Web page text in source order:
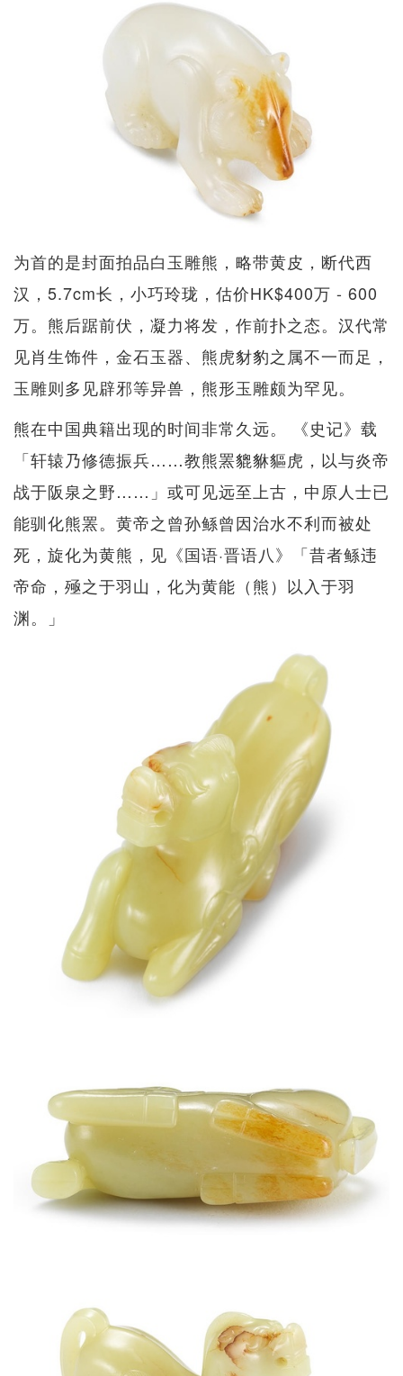
为首的是封面拍品白玉雕熊，略带黄皮，断代西
汉，5.7cm长，小巧玲珑，估价HK$400万 - 600
万。熊后踞前伏，凝力将发，作前扑之态。汉代常
见肖生饰件，金石玉器、熊虎豺豹之属不一而足，
玉雕则多见辟邪等异兽，熊形玉雕颇为罕见。
熊在中国典籍出现的时间非常久远。 《史记》载
「轩辕乃修德振兵……教熊罴貔貅貙虎，以与炎帝
战于阪泉之野……」或可见远至上古，中原人士已
能驯化熊罴。黄帝之曾孙鲧曾因治水不利而被处
死，旋化为黄熊，见《国语·晋语八》「昔者鲧违
帝命，殛之于羽山，化为黄能（熊）以入于羽
渊。」